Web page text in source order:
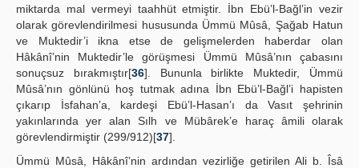
miktarda mal vermeyi taahhüt etmiştir. İbn Ebü’l-Bağl’in vezir
olarak görevlendirilmesi hususunda Ümmü Mûsâ, Şağab Hatun
ve Muktedir’i ikna etse de gelişmelerden haberdar olan
Hâkânî’nin Muktedir’le görüşmesi Ümmü Mûsâ’nın çabasını
sonuçsuz bırakmıştır[36]. Bununla birlikte Muktedir, Ümmü
Mûsâ’nın gönlünü hoş tutmak adına İbn Ebü’l-Bağl’i hapisten
çıkarıp İsfahan’a, kardeşi Ebü’l-Hasan’ı da Vasıt şehrinin
yakınlarında yer alan Sılh ve Mübârek’e haraç âmili olarak
görevlendirmiştir (299/912)[37].
Ümmü Mûsâ, Hâkânî’nin ardından vezirliğe getirilen Ali b. Îsâ